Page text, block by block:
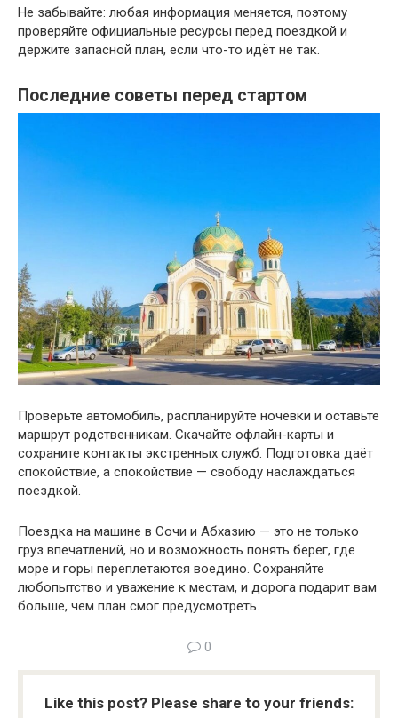
Не забывайте: любая информация меняется, поэтому
проверяйте официальные ресурсы перед поездкой и
держите запасной план, если что-то идёт не так.
Последние советы перед стартом
Проверьте автомобиль, распланируйте ночёвки и оставьте
маршрут родственникам. Скачайте офлайн-карты и
сохраните контакты экстренных служб. Подготовка даёт
спокойствие, а спокойствие — свободу наслаждаться
поездкой.
Поездка на машине в Сочи и Абхазию — это не только
груз впечатлений, но и возможность понять берег, где
море и горы переплетаются воедино. Сохраняйте
любопытство и уважение к местам, и дорога подарит вам
больше, чем план смог предусмотреть.
0
Like this post? Please share to your friends: